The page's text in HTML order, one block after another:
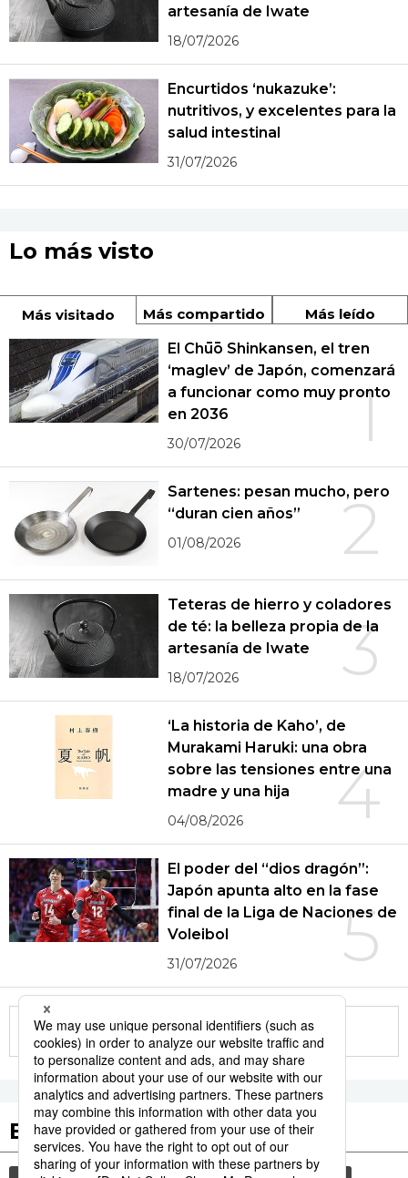
artesanía de Iwate
18/07/2026
Encurtidos ‘nukazuke’:
nutritivos, y excelentes para la
salud intestinal
31/07/2026
Lo más visto
Más visitado Más compartido Más leído
1
El Chūō Shinkansen, el tren
‘maglev’ de Japón, comenzará
a funcionar como muy pronto
en 2036
30/07/2026
2
Sartenes: pesan mucho, pero
“duran cien años”
01/08/2026
3
Teteras de hierro y coladores
de té: la belleza propia de la
artesanía de Iwate
18/07/2026
4
‘La historia de Kaho’, de
Murakami Haruki: una obra
sobre las tensiones entre una
madre y una hija
04/08/2026
5
El poder del “dios dragón”:
Japón apunta alto en la fase
final de la Liga de Naciones de
Voleibol
31/07/2026
More in this series
Etiquetas destacadas